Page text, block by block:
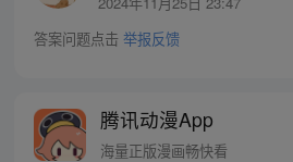
答案问题点击 举报反馈
腾讯动漫App
海量正版漫画畅快看